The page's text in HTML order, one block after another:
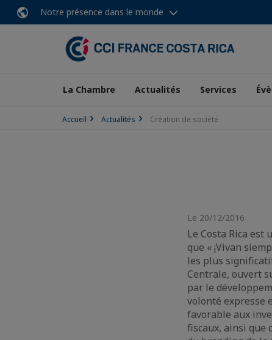
Notre présence dans le monde
La Chambre Actualités Services
Accueil Actualités Création de société
Le 20/12/2016
Le Costa Rica
que « ¡Vivan
les plus
Centrale, ouvert
par le
volonté expresse
favorable aux
fiscaux, ainsi que